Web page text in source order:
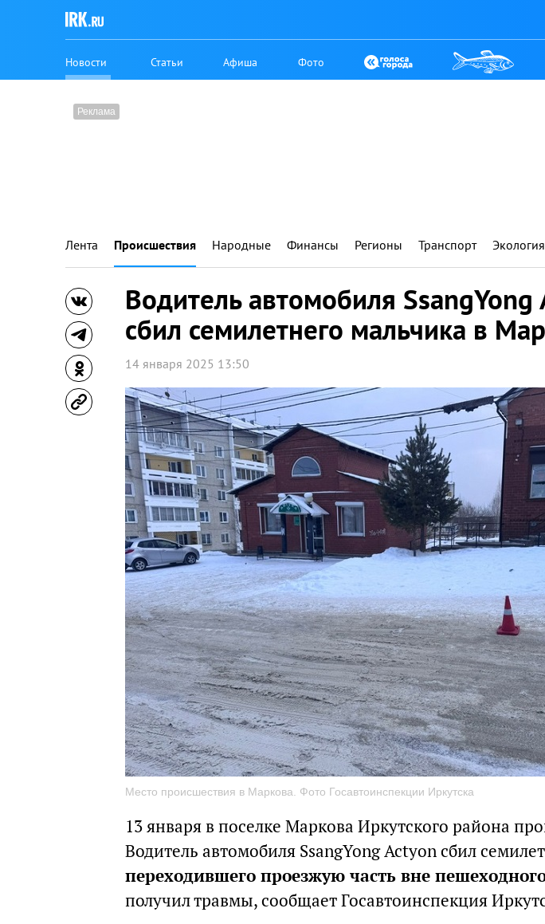
Новости Статьи Афиша Фото
Лента Происшествия Народные Финансы Регионы Транспорт Экология
Водитель автомобиля SsangYong
сбил семилетнего мальчика в
14 января 2025 13:50
Место происшествия в Маркова. Фото Госавтоинспекции Иркутска
13 января в поселке Маркова Иркутского района
Водитель автомобиля SsangYong Actyon сбил
переходившего проезжую часть вне
получил травмы, сообщает Госавтоинспекция